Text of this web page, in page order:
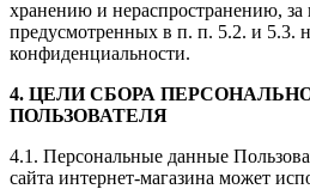
хранению и нераспространению, за
предусмотренных в п. п. 5.2. и 5.3.
конфиденциальности.
4. ЦЕЛИ СБОРА
ПОЛЬЗОВАТЕЛЯ
4.1. Персональные данные
сайта интернет-магазина может